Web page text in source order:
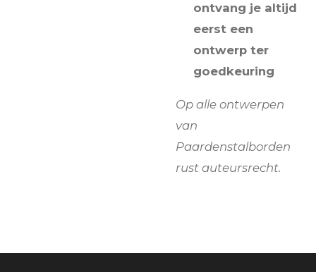
ontvang je altijd
eerst een
ontwerp ter
goedkeuring
Op alle ontwerpen
van
Paardenstalborden
rust auteursrecht.